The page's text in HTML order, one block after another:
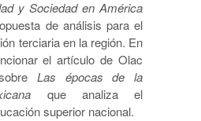
y Sociedad en América
de análisis para el
terciaria en la región. En
el artículo de Olac
Las épocas de la
que analiza el
superior nacional.